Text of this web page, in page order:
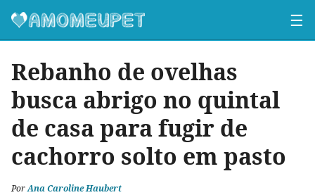
☰
Rebanho de ovelhas
busca abrigo no quintal
de casa para fugir de
cachorro solto em pasto
PorAna Caroline Haubert